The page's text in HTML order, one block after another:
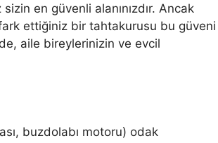
en güvenli alanınızdır. Ancak
ettiğiniz bir tahtakurusu bu güveni
aile bireylerinizin ve evcil
buzdolabı motoru) odak